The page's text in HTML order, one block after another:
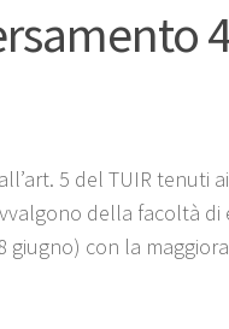
5 del TUIR
della facoltà
giugno) con la